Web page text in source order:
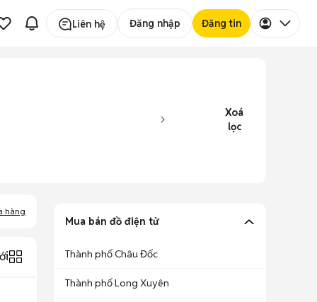
Liên hệ Đăng nhập Đăng tin
Xoá
lọc
hàng
Mua bán đồ điện tử
Thành phố Châu Đốc
Thành phố Long Xuyên